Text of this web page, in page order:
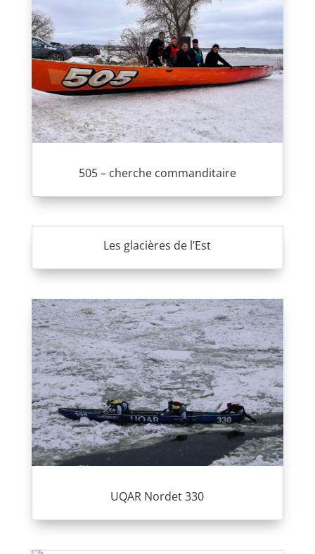
505 – cherche commanditaire
Les glacières de l’Est
UQAR Nordet 330